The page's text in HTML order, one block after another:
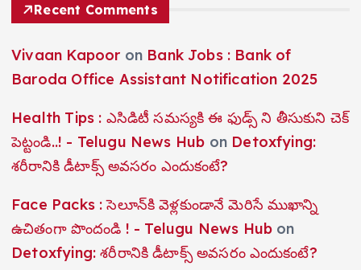
Recent Comments
Vivaan Kapoor on Bank Jobs : Bank of
Baroda Office Assistant Notification 2025
Health Tips : ఎసిడిటీ సమస్యకి ఈ ఫుడ్స్ ని తీసుకుని చెక్
పెట్టండి..! - Telugu News Hub on Detoxfying:
శరీరానికి డీటాక్స్ అవసరం ఎందుకంటే?
Face Packs : సెలూన్‌కి వెళ్లకుండానే మెరిసే ముఖాన్ని
ఉచితంగా పొందండి ! - Telugu News Hub on
Detoxfying: శరీరానికి డీటాక్స్ అవసరం ఎందుకంటే?